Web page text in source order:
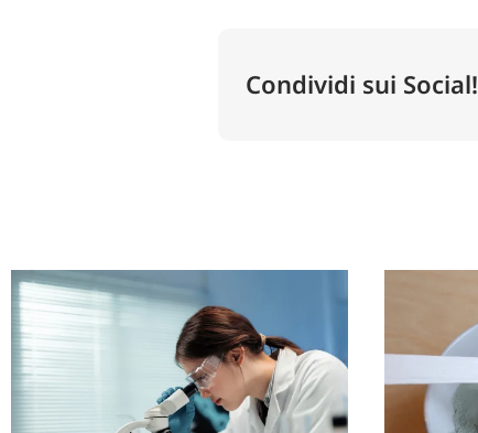
Condividi sui Social!